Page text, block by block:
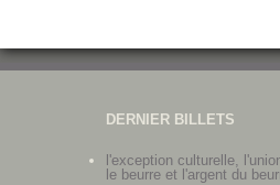
DERNIER BILLETS
l'exception culturelle,
le beurre et l'argent du